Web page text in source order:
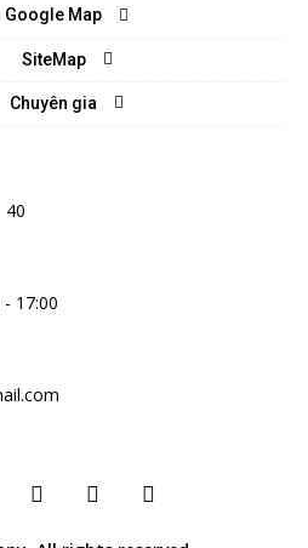
Google Map
SiteMap
Chuyên gia
40
17:00